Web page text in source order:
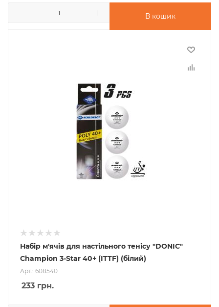
В кошик
Набір м'ячів для настільного тенісу "DONIC"
Champion 3-Star 40+ (ITTF) (білий)
Арт.: 608540
233 грн.